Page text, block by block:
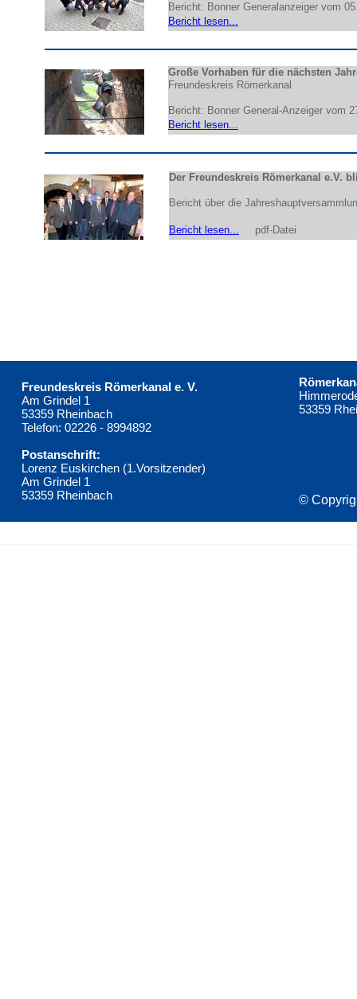
Bericht: Bonner Generalanzeiger vom
Bericht lesen...
Große Vorhaben für die nächsten
Freundeskreis Römerkanal
Bericht: Bonner General-Anzeiger vom
Bericht lesen...
Der Freundeskreis Römerkanal e.V.
Bericht über die
Bericht lesen... pdf-Datei
Freundeskreis Römerkanal e. V.
Am Grindel 1
53359 Rheinbach
Telefon: 02226 - 8994892
Postanschrift:
Lorenz Euskirchen (1.Vorsitzender)
Am Grindel 1
53359 Rheinbach
53359
©